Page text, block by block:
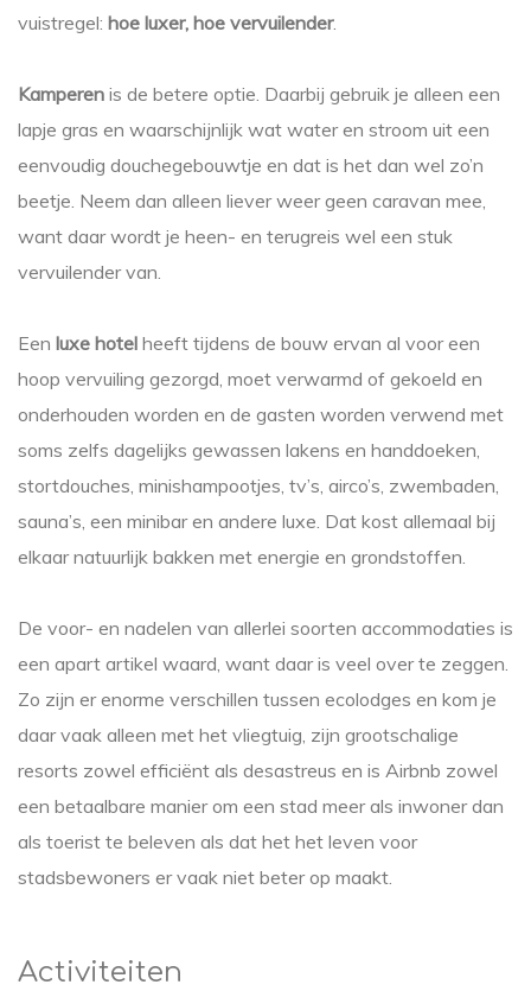
vuistregel: hoe luxer, hoe vervuilender.
Kamperen is de betere optie. Daarbij gebruik je alleen een
lapje gras en waarschijnlijk wat water en stroom uit een
eenvoudig douchegebouwtje en dat is het dan wel zo’n
beetje. Neem dan alleen liever weer geen caravan mee,
want daar wordt je heen- en terugreis wel een stuk
vervuilender van.
Een luxe hotel heeft tijdens de bouw ervan al voor een
hoop vervuiling gezorgd, moet verwarmd of gekoeld en
onderhouden worden en de gasten worden verwend met
soms zelfs dagelijks gewassen lakens en handdoeken,
stortdouches, minishampootjes, tv’s, airco’s, zwembaden,
sauna’s, een minibar en andere luxe. Dat kost allemaal bij
elkaar natuurlijk bakken met energie en grondstoffen.
De voor- en nadelen van allerlei soorten accommodaties is
een apart artikel waard, want daar is veel over te zeggen.
Zo zijn er enorme verschillen tussen ecolodges en kom je
daar vaak alleen met het vliegtuig, zijn grootschalige
resorts zowel efficiënt als desastreus en is Airbnb zowel
een betaalbare manier om een stad meer als inwoner dan
als toerist te beleven als dat het het leven voor
stadsbewoners er vaak niet beter op maakt.
Activiteiten